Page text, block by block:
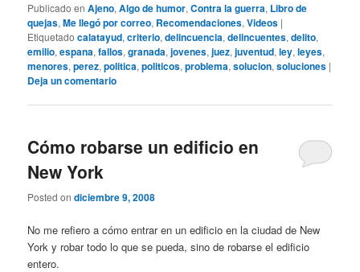
Publicado en Ajeno,Algo de humor,Contra la guerra, Libro de
quejas,Me llegó por correo, Recomendaciones,Videos |
Etiquetado calatayud,criterio,delincuencia,delincuentes,delito,
emilio,espana,fallos,granada,jovenes,juez,juventud,ley,leyes,
menores,perez,politica,politicos,problema,solucion,soluciones |
Deja un comentario
Cómo robarse un edificio en
New York
Posted ondiciembre 9, 2008
No me refiero a cómo entrar en un edificio en la ciudad de New
York y robar todo lo que se pueda, sino de robarse el edificio
entero.